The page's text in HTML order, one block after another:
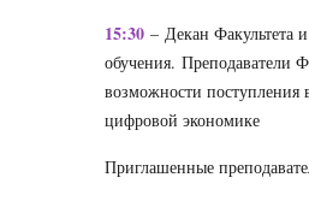
15:30 – Декан Факультета
обучения. Преподаватели
возможности поступления
цифровой экономике
Приглашенные